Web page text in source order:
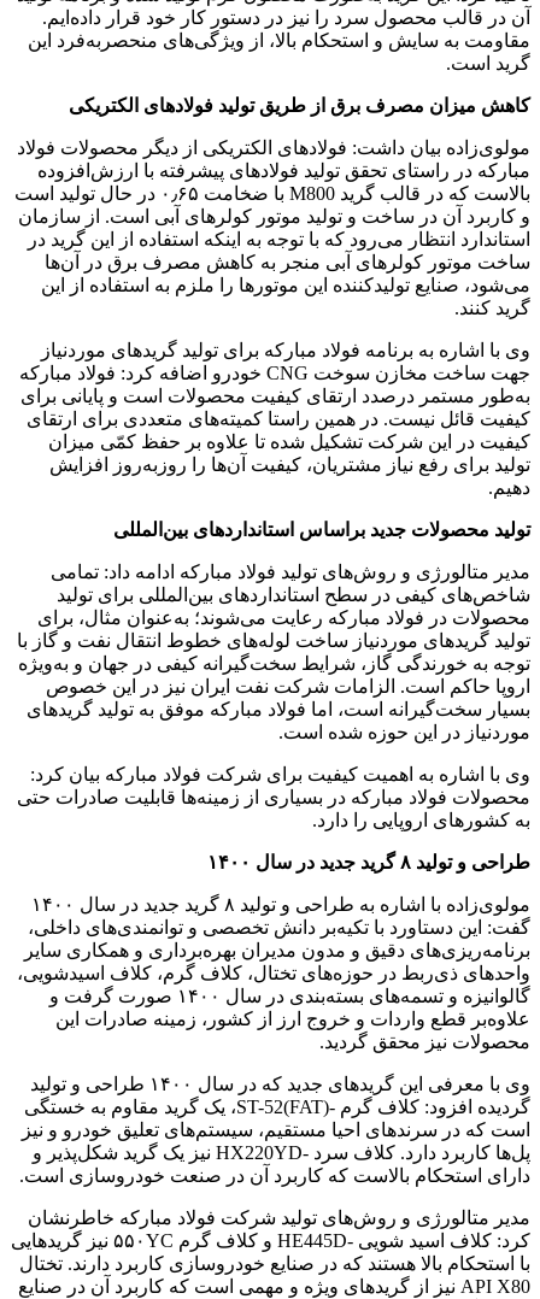
آن در قالب محصول سرد را نیز در دستور کار خود قرار داده‌ایم.
مقاومت به سایش و استحکام بالا، از ویژگی‌های منحصربه‌فرد این
گرید است.
کاهش میزان مصرف برق از طریق تولید فولادهای الکتریکی
مولوی‌زاده بیان داشت: فولادهای الکتریکی از دیگر محصولات فولاد
مبارکه در راستای تحقق تولید فولادهای پیشرفته با ارزش‌افزوده
بالاست که در قالب گرید M800 با ضخامت ۰٫۶۵ در حال تولید است
و کاربرد آن در ساخت و تولید موتور کولرهای آبی است. از سازمان
استاندارد انتظار می‌رود که با توجه به اینکه استفاده از این گرید در
ساخت موتور کولرهای آبی منجر به کاهش مصرف برق در آن‌ها
می‌شود، صنایع تولیدکننده این موتورها را ملزم به استفاده از این
گرید کنند.
وی با اشاره به برنامه فولاد مبارکه برای تولید گریدهای موردنیاز
جهت ساخت مخازن سوخت CNG خودرو اضافه کرد: فولاد مبارکه
به‌طور مستمر درصدد ارتقای کیفیت محصولات است و پایانی برای
کیفیت قائل نیست. در همین راستا کمیته‌های متعددی برای ارتقای
کیفیت در این شرکت تشکیل شده تا علاوه بر حفظ کمّی میزان
تولید برای رفع نیاز مشتریان، کیفیت آن‌ها را روزبه‌روز افزایش
دهیم.
تولید محصولات جدید براساس استانداردهای بین‌المللی
مدیر متالورژی و روش‌های تولید فولاد مبارکه ادامه داد: تمامی
شاخص‌های کیفی در سطح استانداردهای بین‌المللی برای تولید
محصولات در فولاد مبارکه رعایت می‌شوند؛ به‌عنوان مثال، برای
تولید گریدهای موردنیاز ساخت لوله‌های خطوط انتقال نفت و گاز با
توجه به خورندگی گاز، شرایط سخت‌گیرانه کیفی در جهان و به‌ویژه
اروپا حاکم است. الزامات شرکت نفت ایران نیز در این خصوص
بسیار سخت‌گیرانه است، اما فولاد مبارکه موفق به تولید گریدهای
موردنیاز در این حوزه شده است.
وی با اشاره به اهمیت کیفیت برای شرکت فولاد مبارکه بیان کرد:
محصولات فولاد مبارکه در بسیاری از زمینه‌ها قابلیت صادرات حتی
به کشورهای اروپایی را دارد.
طراحی و تولید ۸ گرید جدید در سال ۱۴۰۰
مولوی‌زاده با اشاره به طراحی و تولید ۸ گرید جدید در سال ۱۴۰۰
گفت: این دستاورد با تکیه‌بر دانش تخصصی و توانمندی‌های داخلی،
برنامه‌ریزی‌های دقیق و مدون مدیران بهره‌برداری و همکاری سایر
واحدهای ذی‌ربط در حوزه‌های تختال، کلاف گرم، کلاف اسیدشویی،
گالوانیزه و تسمه‌های بسته‌بندی در سال ۱۴۰۰ صورت گرفت و
علاوه‌بر قطع واردات و خروج ارز از کشور، زمینه صادرات این
محصولات نیز محقق گردید.
وی با معرفی این گریدهای جدید که در سال ۱۴۰۰ طراحی و تولید
گردیده افزود: کلاف گرم -(ST-52(FAT، یک گرید مقاوم به خستگی
است که در سرندهای احیا مستقیم، سیستم‌های تعلیق خودرو و نیز
پل‌ها کاربرد دارد. کلاف سرد -HX220YD نیز یک گرید شکل‌پذیر و
دارای استحکام بالاست که کاربرد آن در صنعت خودروسازی است.
مدیر متالورژی و روش‌های تولید شرکت فولاد مبارکه خاطرنشان
کرد: کلاف اسید شویی -HE445D و کلاف گرم ۵۵۰YC نیز گریدهایی
با استحکام بالا هستند که در صنایع خودروسازی کاربرد دارند. تختال
API X80 نیز از گریدهای ویژه و مهمی است که کاربرد آن در صنایع